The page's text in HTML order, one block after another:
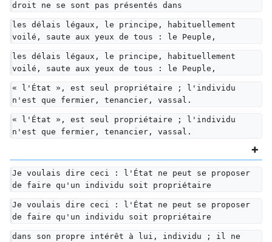
droit ne se sont pas présentés dans
les délais légaux, le principe, habituellement
voilé, saute aux yeux de tous : le Peuple,
les délais légaux, le principe, habituellement
voilé, saute aux yeux de tous : le Peuple,
« l'État », est seul propriétaire ; l'individu
n'est que fermier, tenancier, vassal.
« l'État », est seul propriétaire ; l'individu
n'est que fermier, tenancier, vassal.
Je voulais dire ceci : l'État ne peut se proposer
de faire qu'un individu soit propriétaire
Je voulais dire ceci : l'État ne peut se proposer
de faire qu'un individu soit propriétaire
dans son propre intérêt à lui, individu ; il ne